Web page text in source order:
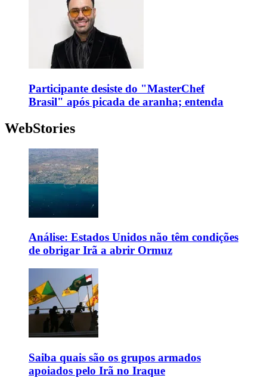
Participante desiste do "MasterChef
Brasil" após picada de aranha; entenda
WebStories
Análise: Estados Unidos não têm condições
de obrigar Irã a abrir Ormuz
Saiba quais são os grupos armados
apoiados pelo Irã no Iraque